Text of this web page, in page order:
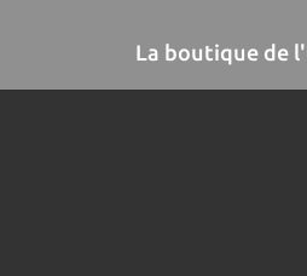
La boutique de